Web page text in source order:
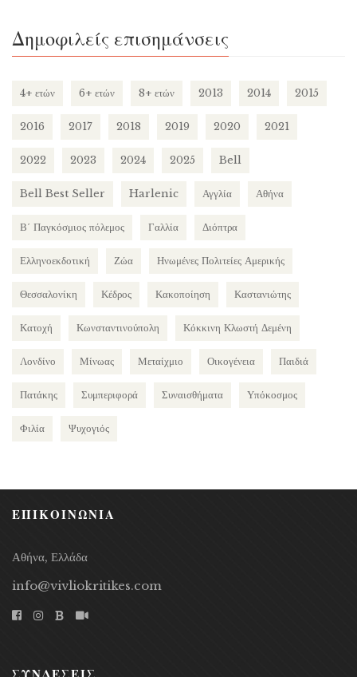
Δημοφιλείς επισημάνσεις
4+ ετών 6+ ετών 8+ ετών 2013 2014 2015
2016 2017 2018 2019 2020 2021
2022 2023 2024 2025 Bell
Bell Best Seller Harlenic Αγγλία Αθήνα
Β΄ Παγκόσμιος πόλεμος Γαλλία Διόπτρα
Ελληνοεκδοτική Ζώα Ηνωμένες Πολιτείες Αμερικής
Θεσσαλονίκη Κέδρος Κακοποίηση Καστανιώτης
Κατοχή Κωνσταντινούπολη Κόκκινη Κλωστή Δεμένη
Λονδίνο Μίνωας Μεταίχμιο Οικογένεια Παιδιά
Πατάκης Συμπεριφορά Συναισθήματα Υπόκοσμος
Φιλία Ψυχογιός
ΕΠΙΚΟΙΝΩΝΙΑ
Αθήνα, Ελλάδα
info@vivliokritikes.com